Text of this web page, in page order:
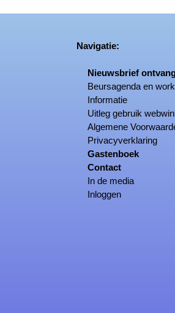
Navigatie:
Nieuwsbrief
Beursagenda en
Informatie
Uitleg gebruik
Algemene
Privacyverklaring
Gastenboek
Contact
In de media
Inloggen